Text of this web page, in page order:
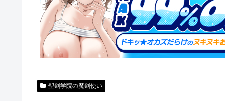
聖剣学院の魔剣使い